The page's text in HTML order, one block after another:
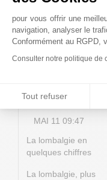
pour vous offrir une
navigation, analyser le
Conformément au RGPD,
Consulter notre politique de
Tout refuser
Axeptio consent
Plateforme de Gestion
Notre plateforme vous
nouvelles
technologies
numériques au
service de la
chronique !
MAI 11 09:47
La lombalgie en
quelques chiffres
La lombalgie, plus